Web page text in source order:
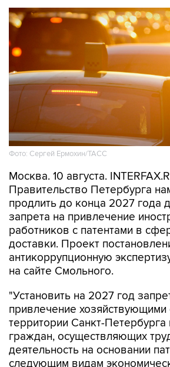
Фото: Сергей Ермохин/ТАСС
Москва. 10 августа.
Правительство Петербурга
продлить до конца 2027 года
запрета на привлечение
работников с патентами в
доставки. Проект
антикоррупционную
на сайте Смольного.
"Установить на 2027 год
привлечение хозяйствующими
территории Санкт-Петербурга
граждан, осуществляющих
деятельность на основании
следующим видам